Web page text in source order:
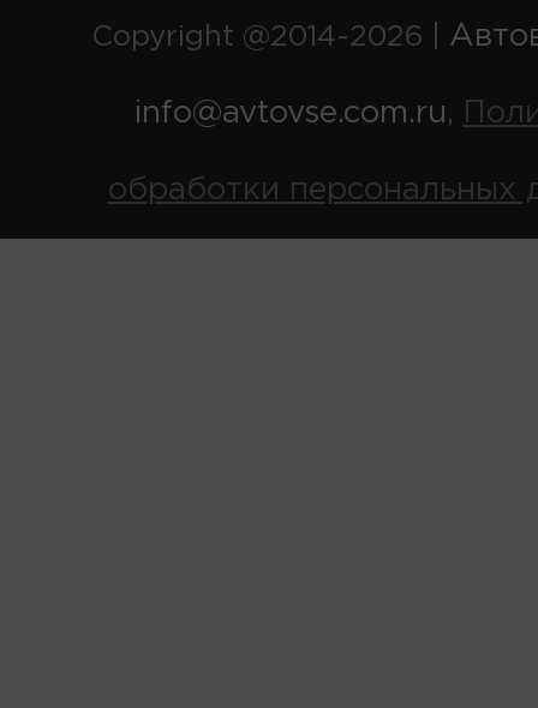
Copyright @2014-2026 |
info@avtovse.com.ru,
обработки персональных